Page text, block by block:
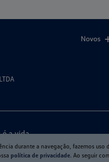
Novos
é a vida.
durante a navegação, fazemos
política de privacidade. Ao seguir